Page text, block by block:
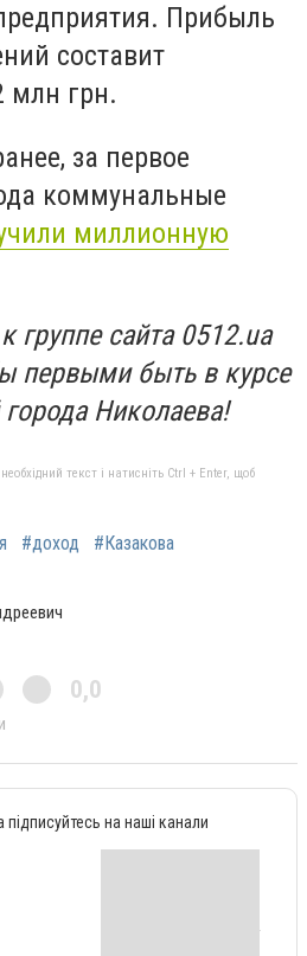
Прибыль
составит
млн грн.
за первое
коммунальные
миллионную
группе сайта 0512.ua
первыми быть в курсе
Николаева!
текст і натисніть Ctrl + Enter, щоб
#доход #Казакова
0,0
на наші канали